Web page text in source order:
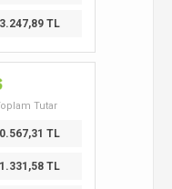
TL
Tutar
TL
TL